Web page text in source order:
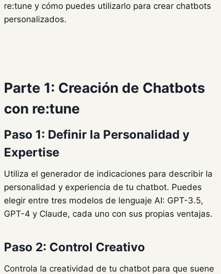
re:tune y cómo puedes utilizarlo para crear chatbots
personalizados.
Parte 1: Creación de Chatbots
con re:tune
Paso 1: Definir la Personalidad y
Expertise
Utiliza el generador de indicaciones para describir la
personalidad y experiencia de tu chatbot. Puedes
elegir entre tres modelos de lenguaje AI: GPT-3.5,
GPT-4 y Claude, cada uno con sus propias ventajas.
Paso 2: Control Creativo
Controla la creatividad de tu chatbot para que suene